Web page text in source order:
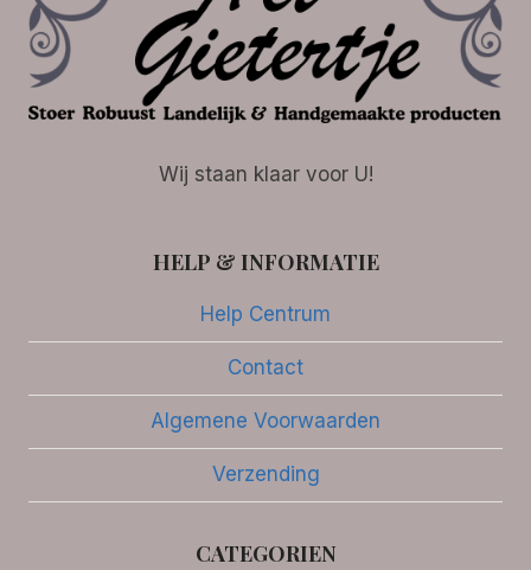
Wij staan klaar voor U!
HELP & INFORMATIE
Help Centrum
Contact
Algemene Voorwaarden
Verzending
CATEGORIEN